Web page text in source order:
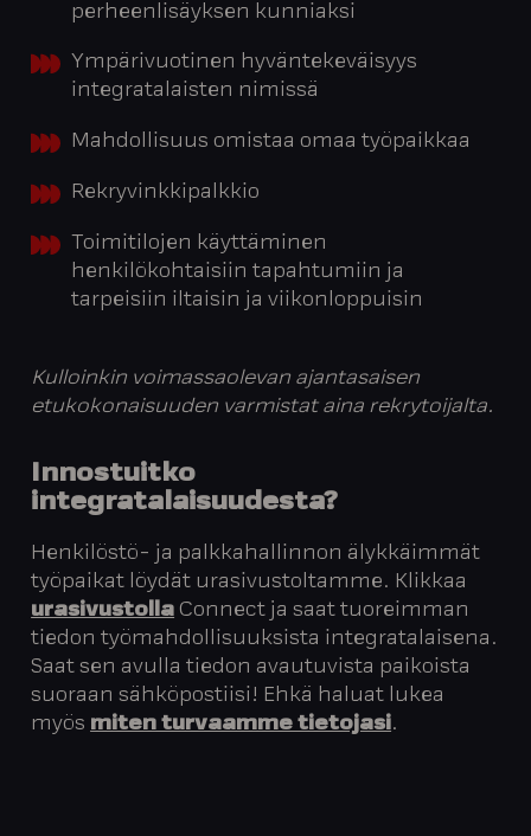
perheenlisäyksen kunniaksi
Ympärivuotinen hyväntekeväisyys
integratalaisten nimissä
Mahdollisuus omistaa omaa työpaikkaa
Rekryvinkkipalkkio
Toimitilojen käyttäminen
henkilökohtaisiin tapahtumiin ja
tarpeisiin iltaisin ja viikonloppuisin
Kulloinkin voimassaolevan ajantasaisen
etukokonaisuuden varmistat aina rekrytoijalta.
Innostuitko
integratalaisuudesta?
Henkilöstö- ja palkkahallinnon älykkäimmät
työpaikat löydät urasivustoltamme. Klikkaa
urasivustolla Connect ja saat tuoreimman
tiedon työmahdollisuuksista integratalaisena.
Saat sen avulla tiedon avautuvista paikoista
suoraan sähköpostiisi! Ehkä haluat lukea
myös miten turvaamme tietojasi.